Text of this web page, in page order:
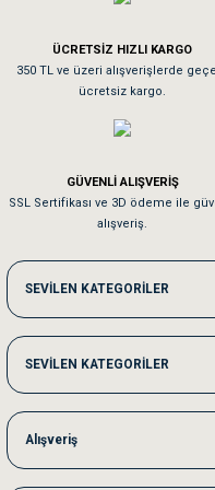
Sa**** On******
Kedilerim beğeniyorlar.
Me***** Ya******
Akşam verdiğim sipariş bir
Ka***** Ar******
Ufak bir sorun harici sorun
ÜCRETSİZ HIZLI KARGO
350 TL ve üzeri alışverişlerde
ücretsiz kargo.
GÜVENLİ ALIŞVERİŞ
SSL Sertifikası ve 3D ödeme ile
alışveriş.
SEVİLEN KATEGORİLER
SEVİLEN KATEGORİLER
Alışveriş